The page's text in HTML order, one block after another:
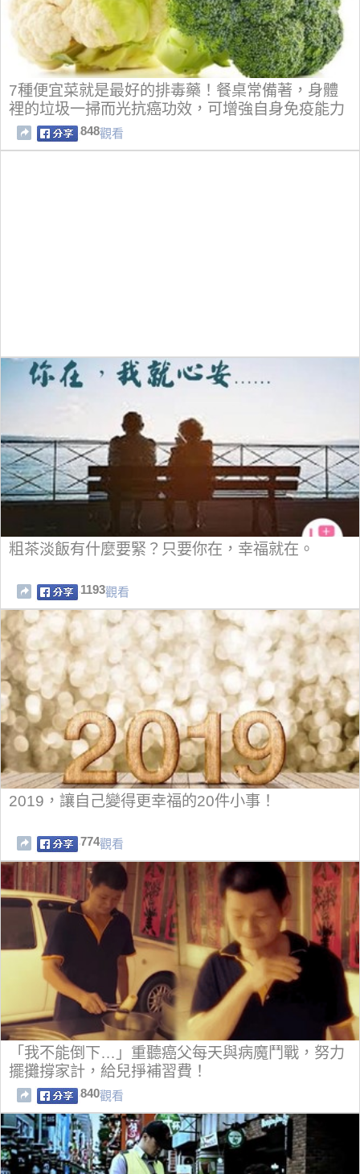
7種便宜菜就是最好的排毒藥！餐桌常備著，身體
裡的垃圾一掃而光抗癌功效，可增強自身免疫能力
848觀看
粗茶淡飯有什麼要緊？只要你在，幸福就在。
1193觀看
2019，讓自己變得更幸福的20件小事！
774觀看
「我不能倒下…」重聽癌父每天與病魔鬥戰，努力
擺攤撐家計，給兒掙補習費！
840觀看